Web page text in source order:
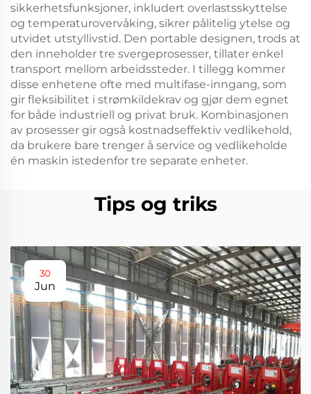
sikkerhetsfunksjoner, inkludert overlastsskyttelse
og temperaturovervåking, sikrer pålitelig ytelse og
utvidet utstyllivstid. Den portable designen, trods at
den inneholder tre svergeprosesser, tillater enkel
transport mellom arbeidssteder. I tillegg kommer
disse enhetene ofte med multifase-inngang, som
gir fleksibilitet i strømkildekrav og gjør dem egnet
for både industriell og privat bruk. Kombinasjonen
av prosesser gir også kostnadseffektiv vedlikehold,
da brukere bare trenger å service og vedlikeholde
én maskin istedenfor tre separate enheter.
Tips og triks
30
Jun